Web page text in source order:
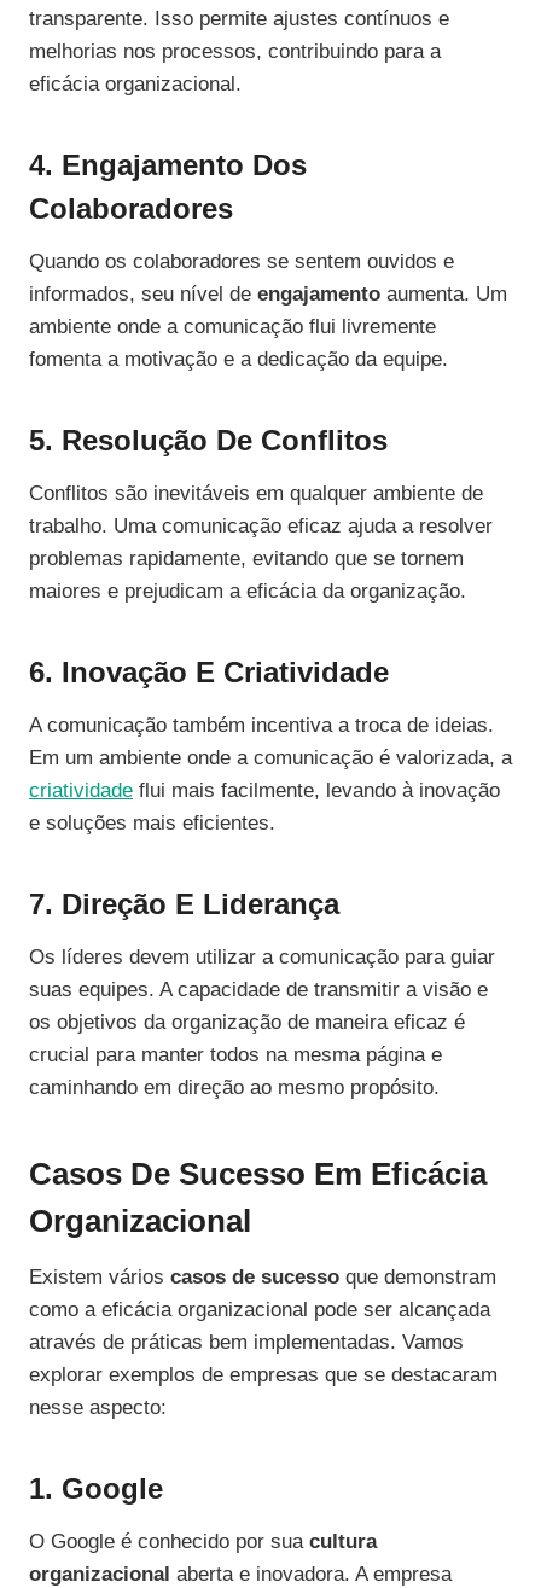
transparente. Isso permite ajustes contínuos e
melhorias nos processos, contribuindo para a
eficácia organizacional.
4. Engajamento Dos
Colaboradores
Quando os colaboradores se sentem ouvidos e
informados, seu nível de engajamento aumenta. Um
ambiente onde a comunicação flui livremente
fomenta a motivação e a dedicação da equipe.
5. Resolução De Conflitos
Conflitos são inevitáveis em qualquer ambiente de
trabalho. Uma comunicação eficaz ajuda a resolver
problemas rapidamente, evitando que se tornem
maiores e prejudicam a eficácia da organização.
6. Inovação E Criatividade
A comunicação também incentiva a troca de ideias.
Em um ambiente onde a comunicação é valorizada, a
criatividade flui mais facilmente, levando à inovação
e soluções mais eficientes.
7. Direção E Liderança
Os líderes devem utilizar a comunicação para guiar
suas equipes. A capacidade de transmitir a visão e
os objetivos da organização de maneira eficaz é
crucial para manter todos na mesma página e
caminhando em direção ao mesmo propósito.
Casos De Sucesso Em Eficácia
Organizacional
Existem vários casos de sucesso que demonstram
como a eficácia organizacional pode ser alcançada
através de práticas bem implementadas. Vamos
explorar exemplos de empresas que se destacaram
nesse aspecto:
1. Google
O Google é conhecido por sua cultura
organizacional aberta e inovadora. A empresa